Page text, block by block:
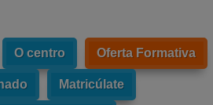
O centro Oferta Formativa
Matricúlate